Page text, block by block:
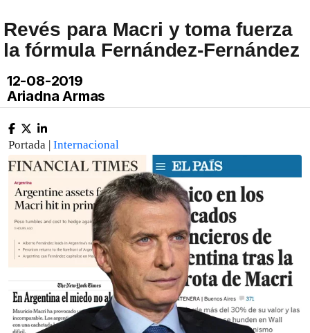
Revés para Macri y toma fuerza
la fórmula Fernández-Fernández
12-08-2019
Ariadna Armas
Portada | Internacional